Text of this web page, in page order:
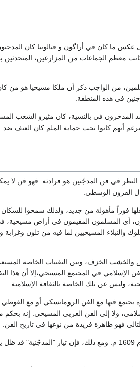
عكس ما كان في أراگون و قتالونيا كان
معظم الجماعات من المزارعين، المتحدثين
من الواجب ذكر أن ملكا مسيحيا هو من
في هذه المنطقة.
في بالنسية، كان مثيرو الشغب
أنهم كانوا تحت حماية الملم كان العنف ضد
النظر في فن المدجّنين هو فرادته. فهو فن لا
القرون الوسطى.
فوراً مأهولة من جديد، ولذلك سمحوا للسكان
أي المسلمون المقيمون في أراض مسيحية،
والنبلاء المسيحيين لما فيه من تلون
والخشب الخزف، وبين التقنيات الخاصة
الإسلامي في المجتمع المسيحي،إلا أن هذا
وليس عن تلك الخاصة بالثقافة الإسلامية.
فيها مع الفن الرومانسكي أو مع القوطي
ولا إلى الفن الغربي المسيحي. إنه بحكم
فهو ظاهرة فريدة من نوعها في تاريخ الفن.
بدأ انحطاط فن المدجّنين يتبدى خلال القرن السادس عشر الميلادي، وتلاشى تماماً مع طرد المورسكيين في عام 1609 م. ومع ذلك، فإن تيار